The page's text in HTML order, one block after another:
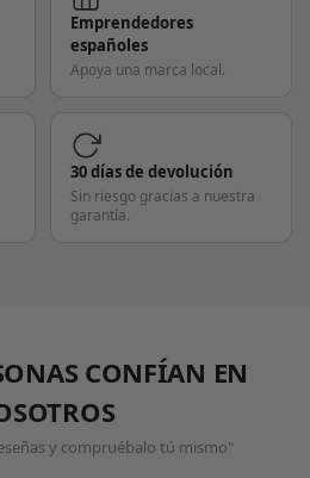
Emprendedores
españoles
Apoya una marca local.
30 días de devolución
Sin riesgo gracias a nuestra
garantía.
CONFÍAN EN
y compruébalo tú mismo"